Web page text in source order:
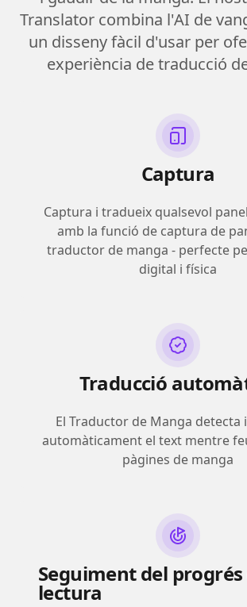
Translator combina l'AI de
un disseny fàcil d'usar per
experiència de traducció
Captura
Captura i tradueix qualsevol
amb la funció de captura de
traductor de manga - perfecte
digital i física
Traducció
El Traductor de Manga detecta
automàticament el text mentre
pàgines de manga
Seguiment del progrés
lectura